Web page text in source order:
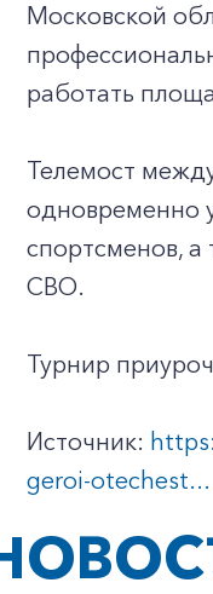
Московской
работать
Телемост
одновременно
спортсменов, а
СВО.
Турнир
Источник:
geroi-otechest...